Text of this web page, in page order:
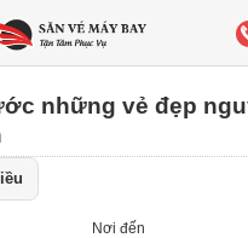
những vẻ đẹp
Nơi đến